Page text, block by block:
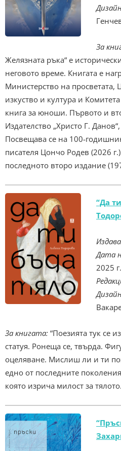
За
Желязната ръка“ е
неговото време. Книгата е
Министерство на просветата,
изкуство и култура и
книга за юноши. Първото и
Издателство „Христо Г.
Посвещава се на 100-
писателя Цончо Родев (2026
последното второ издание
“Да
Дата
2025 г.
За книгата: “Поезията тук се
статуя. Ронеща се, твърда.
оцеляване. Мислиш ли и ти
едно от последните
която изрича милост за